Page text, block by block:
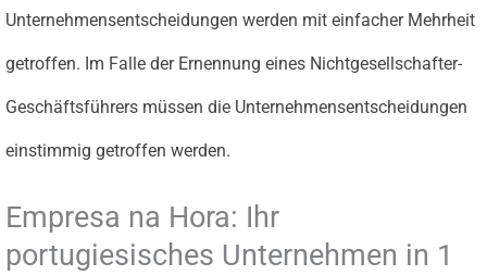
Unternehmensentscheidungen werden mit einfacher Mehrheit
getroffen. Im Falle der Ernennung eines Nichtgesellschafter-
Geschäftsführers müssen die Unternehmensentscheidungen
einstimmig getroffen werden.
Empresa na Hora: Ihr
portugiesisches Unternehmen in 1